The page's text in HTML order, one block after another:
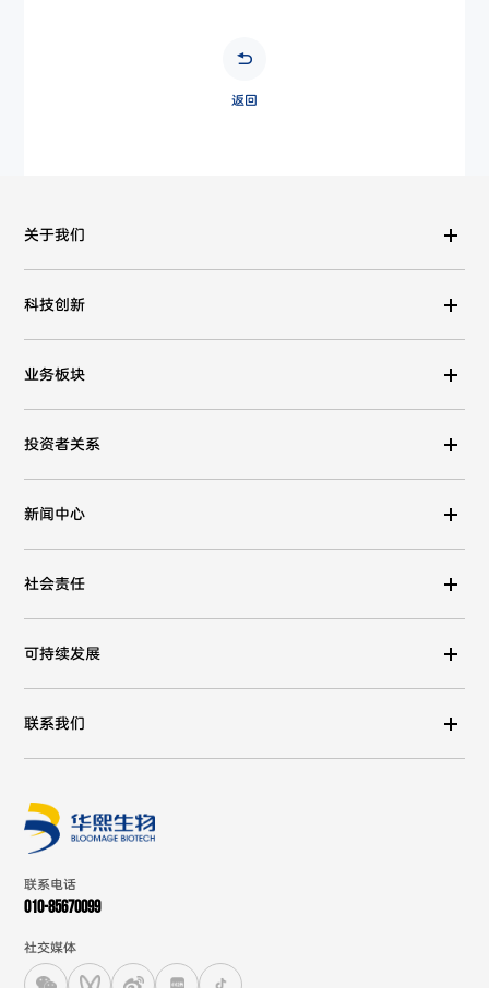
返回
关于我们
科技创新
业务板块
投资者关系
新闻中心
社会责任
可持续发展
联系我们
联系电话
010-85670099
社交媒体